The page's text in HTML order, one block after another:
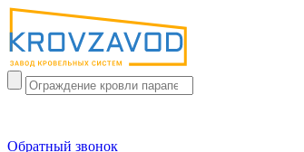
Обратный звонок